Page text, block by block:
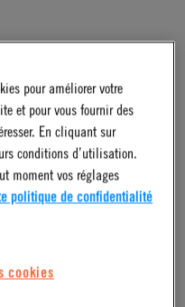
pour améliorer votre
et pour vous fournir des
En cliquant sur
conditions d’utilisation.
moment vos réglages
politique de confidentialité
cookies